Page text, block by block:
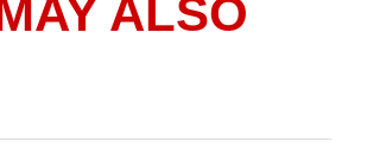
ALSO